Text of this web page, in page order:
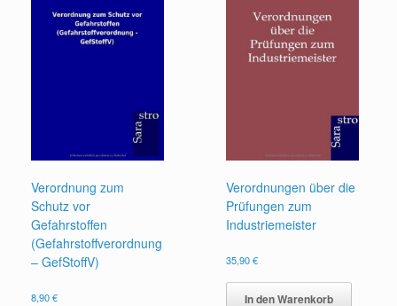
Verordnung zum
Schutz vor
Gefahrstoffen
(Gefahrstoffverordnung
– GefStoffV)
8,90€
Verordnungen über die
Prüfungen zum
Industriemeister
35,90€
In den Warenkorb